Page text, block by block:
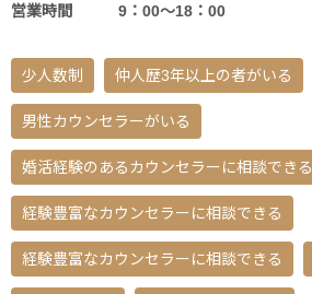
営業時間 9：00～18：00
少人数制 仲人歴3年以上の者がいる
男性カウンセラーがいる
婚活経験のあるカウンセラーに相談できる
経験豊富なカウンセラーに相談できる
経験豊富なカウンセラーに相談できる